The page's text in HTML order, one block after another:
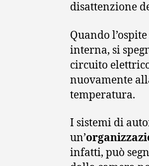
disattenzione
Quando
interna, si
circuito
nuovamente
temperatura.
I sistemi di
un’
infatti, può